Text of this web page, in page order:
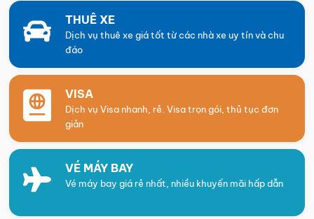
THUÊ XE
Dịch vụ thuê xe giá tốt từ các nhà xe uy tín và chu
đáo
VISA
Dịch vụ Visa nhanh, rẻ. Visa trọn gói, thủ tục đơn
giản
VÉ MÁY BAY
Vé máy bay giá rẻ nhất, nhiều khuyến mãi hấp dẫn